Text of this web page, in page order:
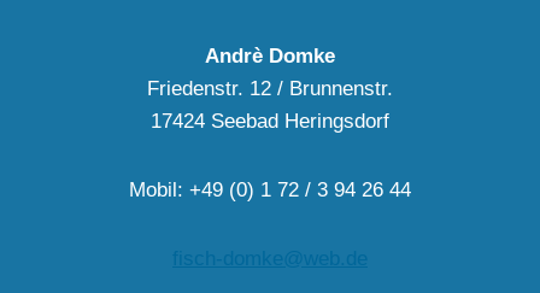
Andrè Domke
Friedenstr. 12 / Brunnenstr.
17424 Seebad Heringsdorf
Mobil: +49 (0) 1 72 / 3 94 26 44
fisch-domke@web.de